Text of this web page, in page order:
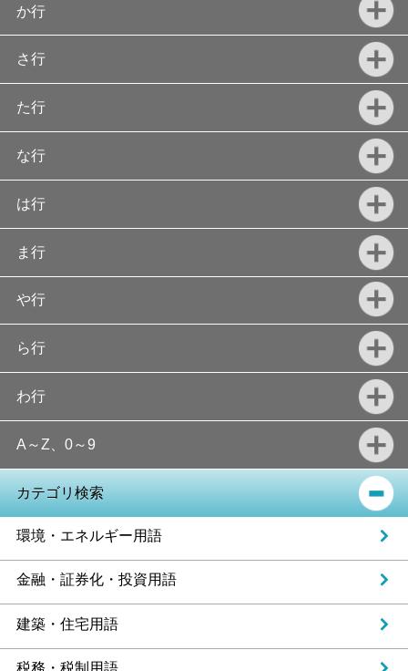
か行
さ行
た行
な行
は行
ま行
や行
ら行
わ行
A～Z、0～9
カテゴリ検索
環境・エネルギー用語
金融・証券化・投資用語
建築・住宅用語
税務・税制用語